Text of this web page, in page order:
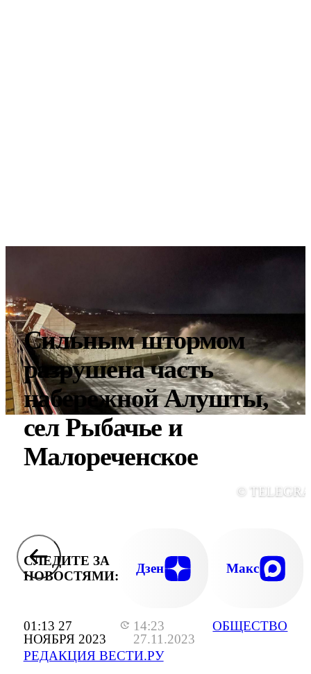
01:13 27
НОЯБРЯ 2023
14:23
27.11.2023
РЕДАКЦИЯ ВЕСТИ.РУ
ОБЩЕСТВО
Сильным штормом
разрушена часть
набережной Алушты,
сел Рыбачье и
Малореченское
©
СЛЕДИТЕ ЗА
НОВОСТЯМИ:
Дзен Макс